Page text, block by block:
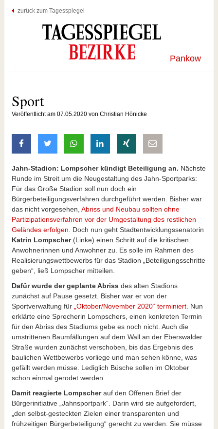
zurück zum Tagesspiegel
Pankow
Sport
Veröffentlicht am 07.05.2020 von Christian Hönicke
auf Facebook teilen
auf Twitter teilenmit Whatsapp teilen
auf LinkedIn teilen
auf Xing teilen
Jahn-Stadion: Lompscher kündigt Beteiligung an. Nächste
Runde im Streit um die Neugestaltung des Jahn-Sportparks:
Für das Große Stadion soll nun doch ein
Bürgerbeteiligungsverfahren durchgeführt werden. Bisher war
das nicht vorgesehen, Abriss und Neubau sollten ohne
Partizipationsverfahren vor der Umgestaltung des restlichen
Geländes erfolgen.
Doch nun geht Stadtentwicklungssenatorin
Katrin Lompscher(Linke) einen Schritt auf die kritischen
Anwohnerinnen und Anwohner zu. Es solle im Rahmen des
Realisierungswettbewerbs für das Stadion „Beteiligungsschritte
geben“, ließ Lompscher mitteilen.
Dafür wurde der geplante Abriss des alten Stadions
zunächst auf Pause gesetzt. Bisher war er von der
Sportverwaltung für „Oktober/November 2020“ terminiert. Nun
erklärte eine Sprecherin Lompschers, einen konkreten Termin
für den Abriss des Stadiums gebe es noch nicht. Auch die
umstrittenen Baumfällungen auf dem Wall an der Eberswalder
Straße wurden zunächst verschoben, bis das Ergebnis des
baulichen Wettbewerbs vorliege und man sehen könne, was
gefällt werden müsse. Lediglich Büsche sollen im Oktober
schon einmal gerodet werden.
Damit reagierte Lompscherauf den Offenen Brief der
Bürgerinitiative „Jahnsportpark“. Darin wird sie aufgefordert,
„den selbst-gesteckten Zielen einer transparenten und
frühzeitigen Bürgerbeteiligung“ gerecht zu werden. Sie müsse